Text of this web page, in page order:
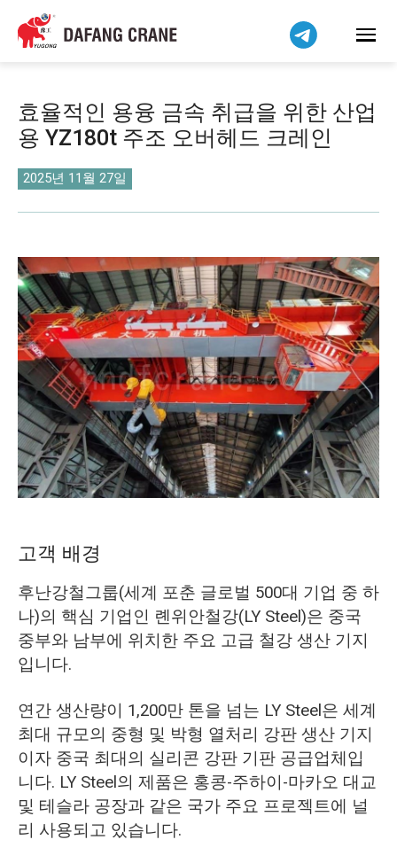
효율적인 용융 금속 취급을 위한 산업
용 YZ180t 주조 오버헤드 크레인
2025년 11월 27일
고객 배경
후난강철그룹(세계 포춘 글로벌 500대 기업 중 하
나)의 핵심 기업인 롄위안철강(LY Steel)은 중국
중부와 남부에 위치한 주요 고급 철강 생산 기지
입니다.
연간 생산량이 1,200만 톤을 넘는 LY Steel은 세계
최대 규모의 중형 및 박형 열처리 강판 생산 기지
이자 중국 최대의 실리콘 강판 기판 공급업체입
니다. LY Steel의 제품은 홍콩-주하이-마카오 대교
및 테슬라 공장과 같은 국가 주요 프로젝트에 널
리 사용되고 있습니다.
Bahasa Indonesia
Bahasa Melayu
বাংলা
فارسی
Pilipino
اردو
Čeština
Беларуская мова
Kiswahili
Dansk
Norsk
O‘zbekcha